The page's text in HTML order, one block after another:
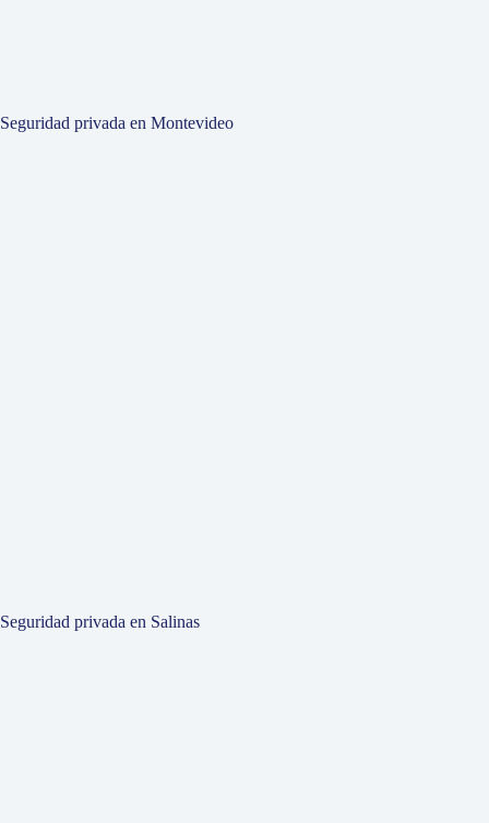
Seguridad privada en Montevideo
Seguridad privada en Salinas